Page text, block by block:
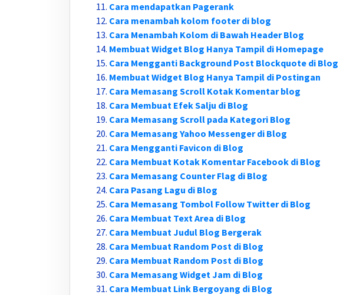
Cara mendapatkan Pagerank
Cara menambah kolom footer di blog
Cara Menambah Kolom di Bawah Header Blog
Membuat Widget Blog Hanya Tampil di Homepage
Cara Mengganti Background Post Blockquote di Blog
Membuat Widget Blog Hanya Tampil di Postingan
Cara Memasang Scroll Kotak Komentar blog
Cara Membuat Efek Salju di Blog
Cara Memasang Scroll pada Kategori Blog
Cara Memasang Yahoo Messenger di Blog
Cara Mengganti Favicon di Blog
Cara Membuat Kotak Komentar Facebook di Blog
Cara Memasang Counter Flag di Blog
Cara Pasang Lagu di Blog
Cara Memasang Tombol Follow Twitter di Blog
Cara Membuat Text Area di Blog
Cara Membuat Judul Blog Bergerak
Cara Membuat Random Post di Blog
Cara Membuat Random Post di Blog
Cara Memasang Widget Jam di Blog
Cara Membuat Link Bergoyang di Blog